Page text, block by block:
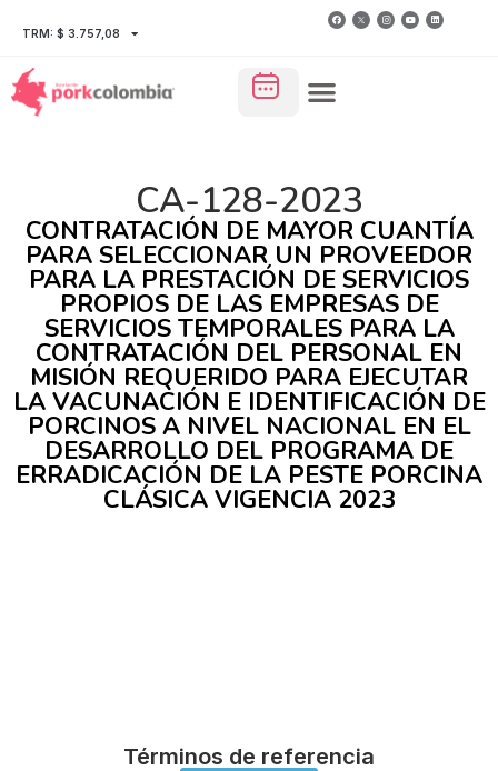
TRM: $ 3.757,08
CA-128-2023
CONTRATACIÓN DE MAYOR CUANTÍA
PARA SELECCIONAR UN PROVEEDOR
PARA LA PRESTACIÓN DE SERVICIOS
PROPIOS DE LAS EMPRESAS DE
SERVICIOS TEMPORALES PARA LA
CONTRATACIÓN DEL PERSONAL EN
MISIÓN REQUERIDO PARA EJECUTAR
LA VACUNACIÓN E IDENTIFICACIÓN DE
PORCINOS A NIVEL NACIONAL EN EL
DESARROLLO DEL PROGRAMA DE
ERRADICACIÓN DE LA PESTE PORCINA
CLÁSICA VIGENCIA 2023
Términos de referencia